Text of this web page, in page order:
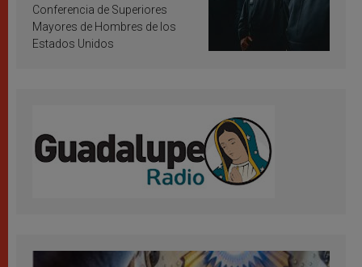
Conferencia de Superiores
Mayores de Hombres de los
Estados Unidos